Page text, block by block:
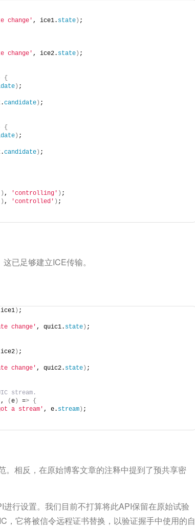
change' , ice1. state ) ;
change' , ice2. state ) ;
{
) ;
candidate ) ;
{
) ;
candidate ) ;
, 'controlling' ) ;
, 'controlled' ) ;
已足够建立ICE传输。
ice1 ) ;
change' , quic1. state ) ;
ice2 ) ;
change' , quic2. state ) ;
stream.
, (e ) => {
a stream' , e. stream ) ;
。相反，在原始博客文章的注释中提到了预共享密
行设置。我们目前不打算将此API保留在原始试验
，它将被信令远程证书替换，以验证握手中使用的自